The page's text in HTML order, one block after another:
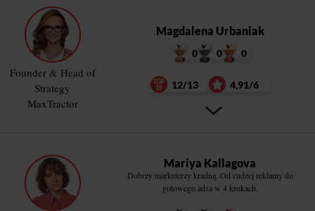
Founder & Head of
Strategy
MaxTractor
Magdalena Urbaniak
0 0 0
12/13 4,91/6
Mariya Kallagova
Dobrzy marketerzy kradną. Od cudzej reklamy do
gotowego adsa w 4 krokach.